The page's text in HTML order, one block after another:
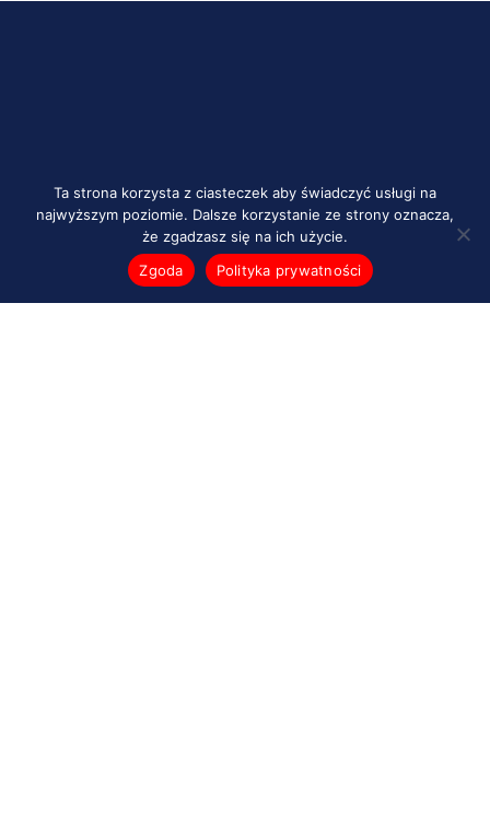
Ta strona korzysta z ciasteczek aby świadczyć usługi na
najwyższym poziomie. Dalsze korzystanie ze strony oznacza,
że zgadzasz się na ich użycie.
Zgoda
Polityka prywatności